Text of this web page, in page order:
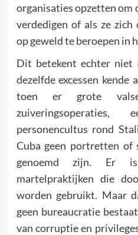
organisaties opzetten om
verdedigen of als ze zich
op geweld te beroepen in
Dit betekent echter niet
dezelfde excessen kende
toen er grote valse
zuiveringsoperaties,
personencultus rond
Cuba geen portretten of
genoemd zijn. Er
martelpraktijken die
worden gebruikt. Maar
geen bureaucratie
van corruptie en